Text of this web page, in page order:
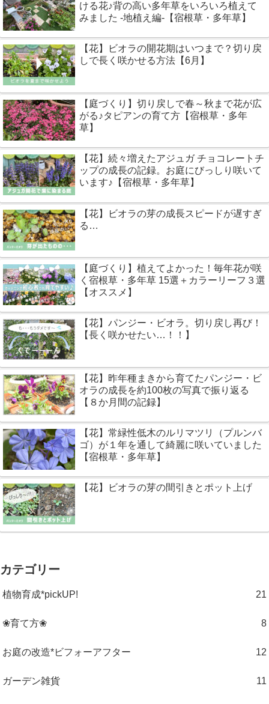
ける花♪背の高い多年草をいろいろ植えて
みました -地植え編-【宿根草・多年草】
【花】ビオラの開花期はいつまで？切り戻
しで長く咲かせる方法【6月】
【庭づくり】切り戻しで春～秋まで花が広
がる♪タピアンの育て方【宿根草・多年
草】
【花】続々増えたアジュガ チョコレートチ
ップの成長の記録。お庭にびっしり咲いて
います♪【宿根草・多年草】
【花】ビオラの芽の成長スピードが遅すぎ
る…
【庭づくり】植えてよかった！毎年花が咲
く宿根草・多年草 15選＋カラーリーフ３選
【オススメ】
【花】パンジー・ビオラ。切り戻し再び！
【長く咲かせたい…！！】
【花】昨年種まきから育てたパンジー・ビ
オラの成長を約100枚の写真で振り返る
【８か月間の記録】
【花】常緑性低木のルリマツリ（プルンバ
ゴ）が１年を通して綺麗に咲いていました
【宿根草・多年草】
【花】ビオラの芽の間引きとポット上げ
カテゴリー
植物育成*pickUP! 21
❀育て方❀ 8
お庭の改造*ビフォーアフター 12
ガーデン雑貨 11